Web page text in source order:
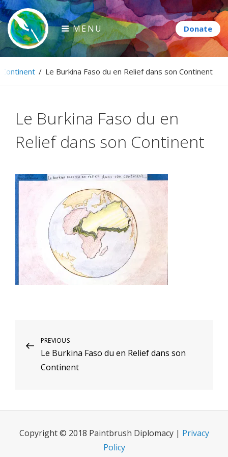
Skip
to
content
Paintbrush Diplomacy
Connecting people through art.
MENU
/ Le Burkina Faso du en Relief dans son Continent
Le Burkina Faso du en
Relief dans son Continent
Post
navigation
Previous
Post
PREVIOUS
Le Burkina Faso du en Relief dans son
Continent
Copyright © 2018 Paintbrush Diplomacy | Privacy
Policy